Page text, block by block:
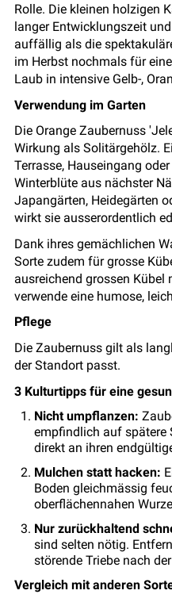
Rolle. Die kleinen holzigen
langer Entwicklungszeit
auffällig als die
im Herbst nochmals für
Laub in intensive Gelb-,
Verwendung im Garten
Die Orange Zaubernuss
Wirkung als Solitärgehölz.
Terrasse, Hauseingang
Winterblüte aus nächster
Japangärten, Heidegärten
wirkt sie ausserordentlich
Dank ihres gemächlichen
Sorte zudem für grosse
ausreichend grossen Kübel
verwende eine humose,
Pflege
Die Zaubernuss gilt als
der Standort passt.
3 Kulturtipps für eine
Nicht umpflanzen:
empfindlich auf spätere
direkt an ihren
Mulchen statt hacken:
Boden gleichmässig
oberflächennahen
Nur zurückhaltend
sind selten nötig.
störende Triebe nach
Vergleich mit anderen